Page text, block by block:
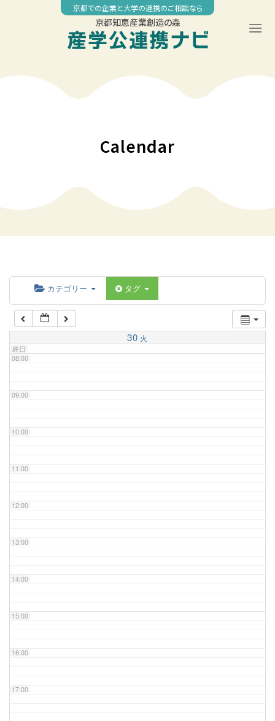
京都での企業と大学の連携のご相談なら
京都知恵産業創造の森
Calendar
カテゴリー タグ
30 火
終日
04:00
07:00
08:00
09:00
10:00
11:00
12:00
13:00
14:00
15:00
16:00
17:00